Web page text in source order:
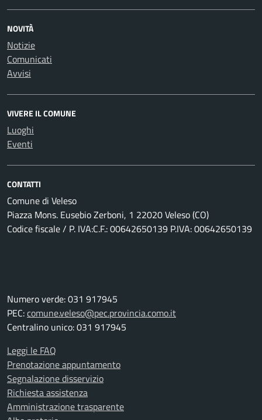
NOVITÀ
Notizie
Comunicati
Avvisi
VIVERE IL COMUNE
Luoghi
Eventi
CONTATTI
Comune di Veleso
Piazza Mons. Eusebio Zerboni, 1 22020 Veleso (CO)
Codice fiscale / P. IVA:C.F.: 00642650139 P.IVA: 00642650139
Numero verde: 031 917945
PEC:comune.veleso@pec.provincia.como.it
Centralino unico: 031 917945
Leggi le FAQ
Prenotazione appuntamento
Segnalazione disservizio
Richiesta assistenza
Amministrazione trasparente